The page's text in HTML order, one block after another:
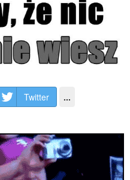
Twitter ...